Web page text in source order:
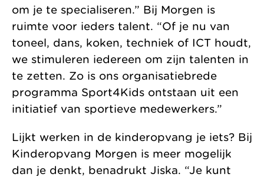
om je te specialiseren.” Bij Morgen is
ruimte voor ieders talent. “Of je nu van
toneel, dans, koken, techniek of ICT houdt,
we stimuleren iedereen om zijn talenten in
te zetten. Zo is ons organisatiebrede
programma Sport4Kids ontstaan uit een
initiatief van sportieve medewerkers.”
Lijkt werken in de kinderopvang je iets? Bij
Kinderopvang Morgen is meer mogelijk
dan je denkt, benadrukt Jiska. “Je kunt